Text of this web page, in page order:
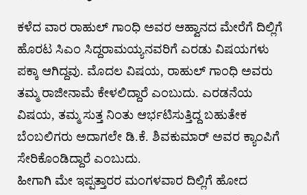
ಕಳೆದ ವಾರ ರಾಹುಲ್ ಗಾಂಧಿ ಅವರ ಆಹ್ವಾನದ ಮೇರೆಗೆ ದಿಲ್ಲಿಗೆ
ಹೊರಟ ಸಿಎಂ ಸಿದ್ದರಾಮಯ್ಯನವರಿಗೆ ಎರಡು ವಿಷಯಗಳು
ಪಕ್ಕಾ ಆಗಿದ್ದವು. ಮೊದಲ ವಿಷಯ, ರಾಹುಲ್ ಗಾಂಧಿ ಅವರು
ತಮ್ಮ ರಾಜೀನಾಮೆ ಕೇಳಲಿದ್ದಾರೆ ಎಂಬುದು. ಎರಡನೆಯ
ವಿಷಯ, ತಮ್ಮ ಸುತ್ತ ನಿಂತು ಆರ್ಭಟಿಸುತ್ತಿದ್ದ ಬಹುತೇಕ
ಬೆಂಬಲಿಗರು ಅದಾಗಲೇ ಡಿ.ಕೆ. ಶಿವಕುಮಾರ್ ಅವರ ಕ್ಯಾಂಪಿಗೆ
ಸೇರಿಕೊಂಡಿದ್ದಾರೆ ಎಂಬುದು.
ಹೀಗಾಗಿ ಮೇ ಇಪ್ಪತ್ತಾರರ ಮಂಗಳವಾರ ದಿಲ್ಲಿಗೆ ಹೋದ